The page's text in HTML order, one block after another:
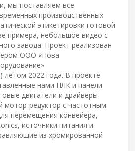
мы поставляем все
производственных
этикетировки готовой
примера, небольшое видео с
завода. Проект реализован
ООО «Нова
) летом 2022 года. В проекте
нами ПЛК и панели
двигатели и драйверы
мотор-редуктор с частотным
перемещения конвейера,
источники питания и
из хромированной